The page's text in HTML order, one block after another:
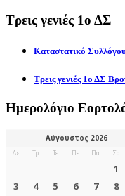
Τρεις γενιές 1ο ΔΣ
Καταστατικό
Τρεις γενιές 1ο ΔΣ
Ημερολόγιο